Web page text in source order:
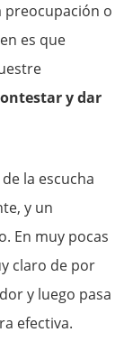
preocupación o
es que
y dar
la escucha
y un
En muy pocas
claro de por
y luego pasa
efectiva.